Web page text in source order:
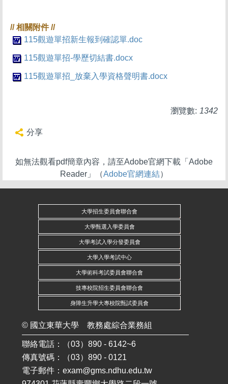
115觀遊單招新生報到確認單.doc
115觀遊單招-學歷切結書.docx
115觀遊單招_放棄入學資格聲明書.docx
瀏覽數: 1342
分享
如無法觀看pdf簡章內容，請至Adobe官網下載「Adobe
Reader」（Adobe官網連結）
大學招生委員會聯合會
大學甄選入學委員會
大學考試入學分發委員會
大學入學考試中心
大學術科考試委員會聯合會
技專校院招生委員會聯合會
身障生升學大專校院甄試委員會
© 國立東華大學 教務處綜合業務組
聯絡電話：（03）890 - 6142~6
傳真號碼：（03）890 - 0121
電子郵件：exam@gms.ndhu.edu.tw